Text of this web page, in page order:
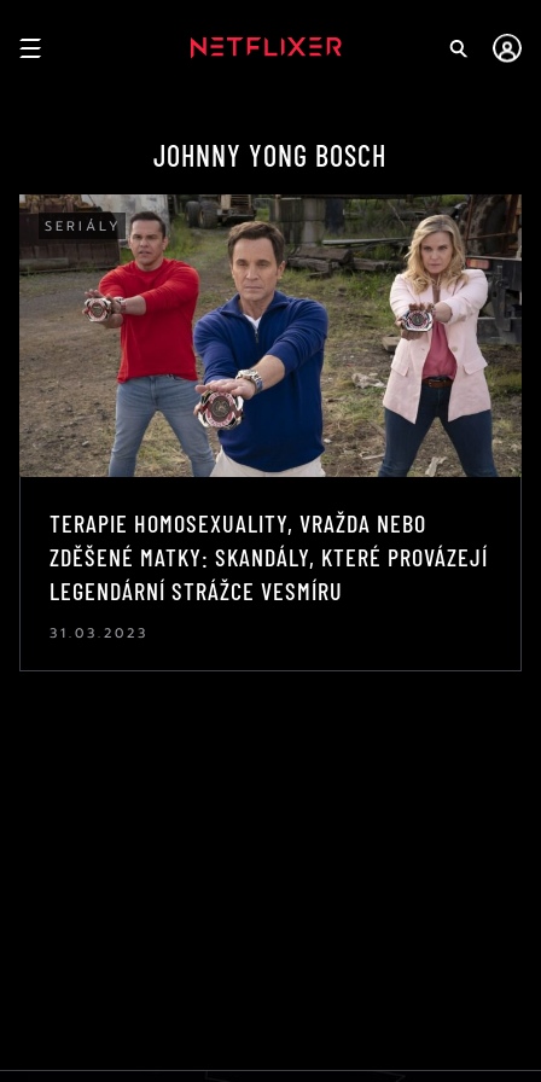
JOHNNY YONG BOSCH
SERIÁLY
TERAPIE HOMOSEXUALITY, VRAŽDA NEBO
ZDĚŠENÉ MATKY: SKANDÁLY, KTERÉ PROVÁZEJÍ
LEGENDÁRNÍ STRÁŽCE VESMÍRU
31.03.2023